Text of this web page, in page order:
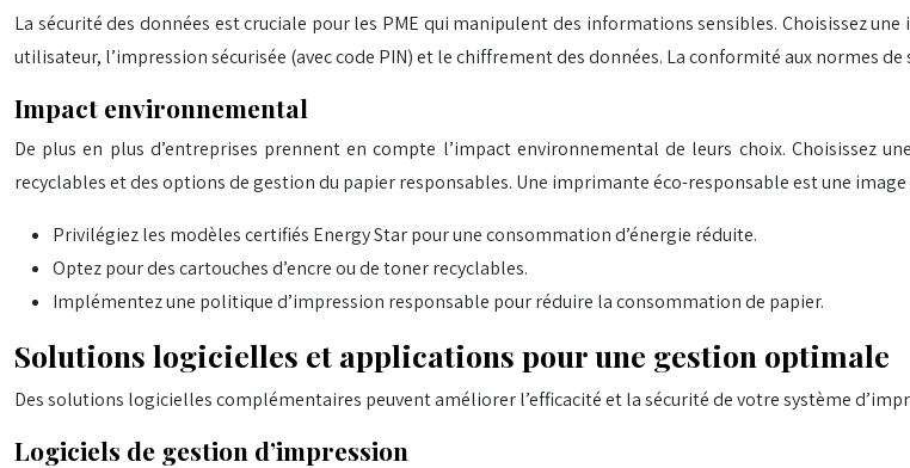
La sécurité des données est cruciale pour les PME qui manipulent des informations sensibles. Choisissez
utilisateur, l’impression sécurisée (avec code PIN) et le chiffrement des données. La conformité aux normes
Impact environnemental
De plus en plus d’entreprises prennent en compte l’impact environnemental de leurs choix. Choisissez
recyclables et des options de gestion du papier responsables. Une imprimante éco-responsable est une
Privilégiez les modèles certifiés Energy Star pour une consommation d’énergie réduite.
Optez pour des cartouches d’encre ou de toner recyclables.
Implémentez une politique d’impression responsable pour réduire la consommation de papier.
Solutions logicielles et applications pour une gestion optimale
Des solutions logicielles complémentaires peuvent améliorer l’efficacité et la sécurité de votre système
Logiciels de gestion d’impression